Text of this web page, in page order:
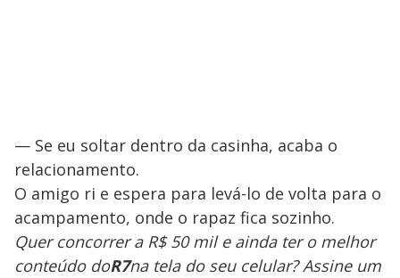
— Se eu soltar dentro da casinha, acaba o
relacionamento.
O amigo ri e espera para levá-lo de volta para o
acampamento, onde o rapaz fica sozinho.
Quer concorrer a R$ 50 mil e ainda ter o melhor
conteúdo doR7na tela do seu celular? Assine um